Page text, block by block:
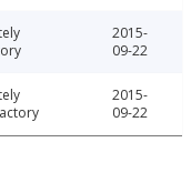
2015-
09-22
2015-
09-22